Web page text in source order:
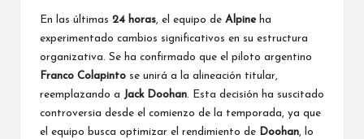
En las últimas 24 horas , el equipo de Alpineha
experimentado cambios significativos en su estructura
organizativa. Se ha confirmado que el piloto argentino
Franco Colapinto se unirá a la alineación titular,
reemplazando a
Jack Doohan . Esta decisión ha suscitado
controversia desde el comienzo de la temporada, ya que
el equipo busca optimizar el rendimiento de Doohan , lo